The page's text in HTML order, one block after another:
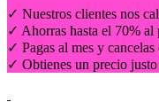
✓ Nuestros clientes nos
✓ Ahorras hasta el 70% al
✓ Pagas al mes y
✓ Obtienes un precio